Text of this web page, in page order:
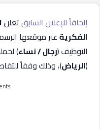
إلحاقاً للإعلان السابقتعلن
الفكريةعبر موقعها
التوظيف (رجال / نساء)
(الرياض)، وذلك وفقاً